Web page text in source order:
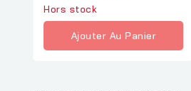
Hors stock
Ajouter Au Panier